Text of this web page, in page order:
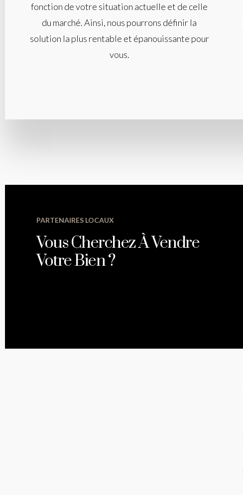
fonction de votre situation actuelle et de celle
du marché. Ainsi, nous pourrons définir la
solution la plus rentable et épanouissante pour
vous.
PARTENAIRES LOCAUX
Vous Cherchez À Vendre
Votre Bien ?